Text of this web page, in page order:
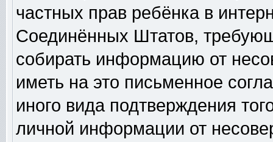
частных прав ребёнка в
Соединённых Штатов,
собирать информацию от
иметь на это письменное
иного вида подтверждения
личной информации от